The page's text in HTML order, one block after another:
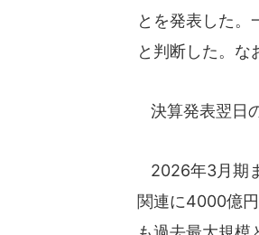
とを発表した。
と判断した。な
決算発表翌日
2026年3月期
関連に4000億